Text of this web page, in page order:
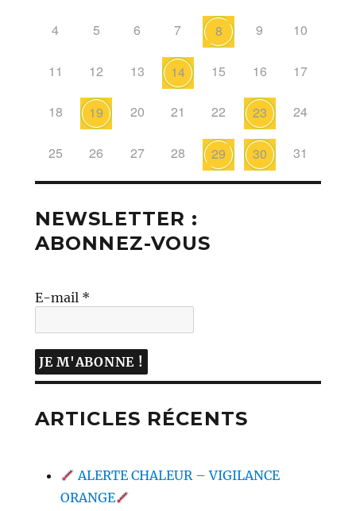
4 5 6 7 8 9 10
11 12 13 14 15 16 17
18 19 20 21 22 23 24
25 26 27 28 29 30 31
NEWSLETTER :
ABONNEZ-VOUS
E-mail *
ARTICLES RÉCENTS
ALERTE CHALEUR – VIGILANCE
ORANGE